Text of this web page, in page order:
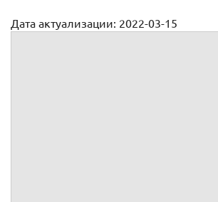
Дата актуализации: 2022-03-15